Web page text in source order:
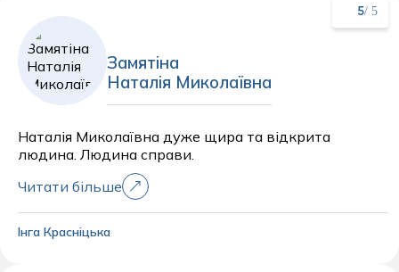
5/ 5
Замятіна
Наталія Миколаївна
Наталія Миколаївна дуже щира та відкрита
людина. Людина справи.
Читати більше
Інга Красніцька